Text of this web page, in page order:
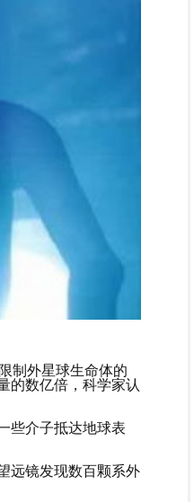
制外星球生命体的
的数亿倍，科学家认
些介子抵达地球表
远镜发现数百颗系外